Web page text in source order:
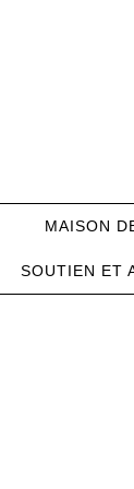
MAISON
SOUTIEN ET